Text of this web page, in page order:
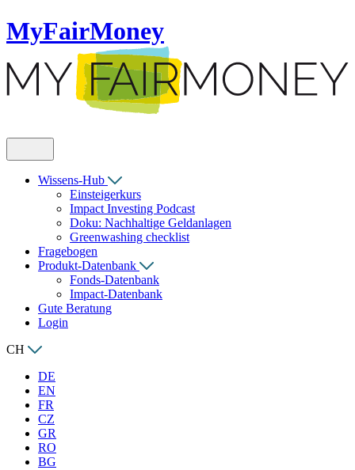
MyFairMoney
Wissens-Hub
Einsteigerkurs
Impact Investing Podcast
Doku: Nachhaltige Geldanlagen
Greenwashing checklist
Fragebogen
Produkt-Datenbank
Fonds-Datenbank
Impact-Datenbank
Gute Beratung
Login
CH
DE
EN
FR
CZ
GR
RO
BG